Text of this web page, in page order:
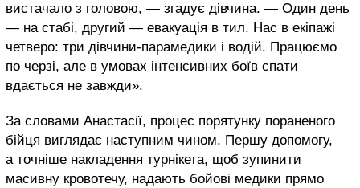
вистачало з головою, — згадує дівчина. — Один день
— на стабі, другий — евакуація в тил. Нас в екіпажі
четверо: три дівчини-парамедики і водій. Працюємо
по черзі, але в умовах інтенсивних боїв спати
вдається не завжди».
За словами Анастасії, процес порятунку пораненого
бійця виглядає наступним чином. Першу допомогу,
а точніше накладення турнікета, щоб зупинити
масивну кровотечу, надають бойові медики прямо